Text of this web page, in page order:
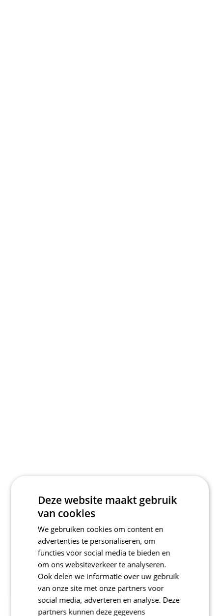
Deze website maakt gebruik
van cookies
We gebruiken cookies om content en
advertenties te personaliseren, om
functies voor social media te bieden en
om ons websiteverkeer te analyseren.
Ook delen we informatie over uw gebruik
van onze site met onze partners voor
social media, adverteren en analyse. Deze
partners kunnen deze gegevens